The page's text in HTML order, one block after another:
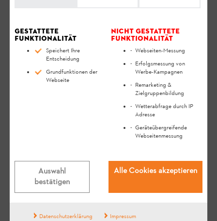
E-Mail & Kontaktformular
Senden Sie uns über unser Kontaktformular ganz
einfach und bequem Ihre Fragen und Wünsche per
zurück.
eMail schreiben
Gestattete
Funktionalität
Speichert Ihre
Entscheidung
Grundfunktionen der
Webseite
Nicht gestattete
Funktionalität
Webseiten-Messung
Erfolgsmessung von
Werbe-Kampagnen
Remarketing &
Zielgruppenbildung
Wetterabfrage durch IP
Adresse
Geräteübergreifende
Webseitenmessung
Auswahl
bestätigen
Alle Cookies akzeptieren
Datenschutzerklärung Impressum